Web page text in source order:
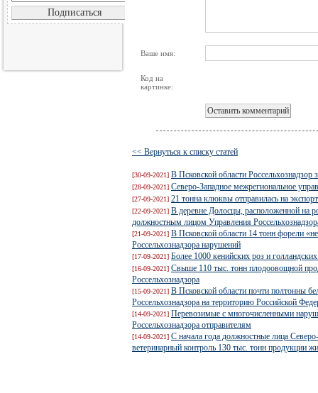
Ваше имя:
Код на
картинке:
<< Вернуться к списку статей
[30-09-2021] В Псковской области
[28-09-2021] Северо-Западное межрегиональное
[27-09-2021] 21 тонна клюквы отправилась на
[22-09-2021] В деревне Долосцы, расположенной на
должностным лицом Управления
[21-09-2021] В Псковской области 14 тонн форели
Россельхознадзора нарушений
[17-09-2021] Более 1000 кенийских роз и
[16-09-2021] Свыше 110 тыс. тонн плодоовощной
Россельхознадзора
[15-09-2021] В Псковской области почти полтонны
Россельхознадзора на территорию Российской
[14-09-2021] Перевозимые с многочисленными
Россельхознадзора отправителям
[14-09-2021] С начала года должностные лица
ветеринарный контроль 130 тыс. тонн продукции